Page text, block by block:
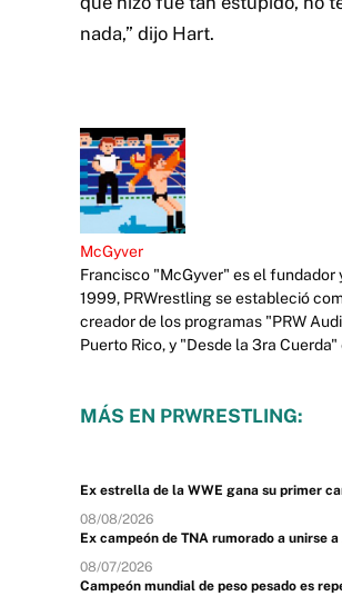
nada,” dijo Hart.
McGyver
Francisco "McGyver" es el fundador
1999, PRWrestling se estableció
creador de los programas "PRW
Puerto Rico, y "Desde la 3ra
MÁS EN PRWRESTLING:
Ex estrella de la WWE gana su primer
08/08/2026
Ex campeón de TNA rumorado a unirse
08/07/2026
Campeón mundial de peso pesado es